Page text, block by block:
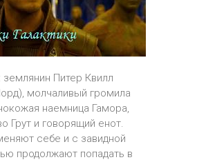
Питер Квилл
молчаливый громила
наемница Гамора,
Грут и говорящий енот.
себе и с завидной
продолжают попадать в